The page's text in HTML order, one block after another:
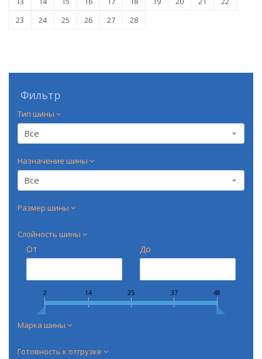
23
24 25 26 27 28
Фильтр
Тип шины
Все
Назначение шины
Все
Размер шины
Слойность шины
От До
2 14 25 37 48
Марка шины
Готовность к отгрузке